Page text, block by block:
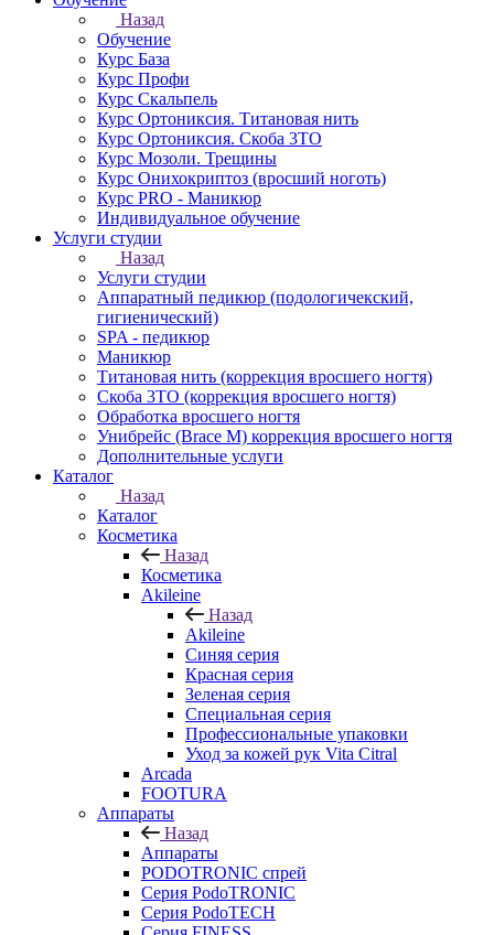
Назад
Обучение
Курс База
Курс Профи
Курс Скальпель
Курс Ортониксия. Титановая нить
Курс Ортониксия. Скоба 3ТО
Курс Мозоли. Трещины
Курс Онихокриптоз (вросший ноготь)
Курс PRO - Маникюр
Индивидуальное обучение
Услуги студии
Назад
Услуги студии
Аппаратный педикюр (подологичекский,
гигиенический)
SPA - педикюр
Маникюр
Титановая нить (коррекция вросшего ногтя)
Скоба 3ТО (коррекция вросшего ногтя)
Обработка вросшего ногтя
Унибрейс (Brace M) коррекция вросшего ногтя
Дополнительные услуги
Каталог
Назад
Каталог
Косметика
Назад
Косметика
Akileine
Назад
Akileine
Синяя серия
Красная серия
Зеленая серия
Специальная серия
Профессиональные упаковки
Уход за кожей рук Vita Citral
Arcada
FOOTURA
Аппараты
Назад
Аппараты
PODOTRONIC спрей
Серия PodoTRONIC
Серия PodoTECH